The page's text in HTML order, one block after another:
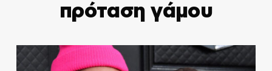
πρόταση γάμου